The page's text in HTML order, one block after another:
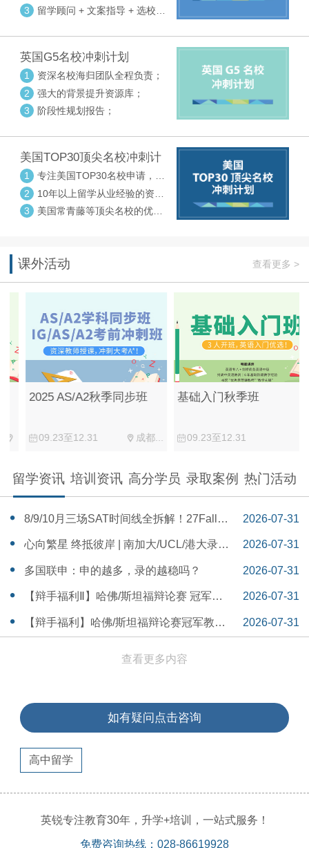
率
3
留学顾问 + 文案指导 + 选校申
英国G5名校冲刺计划
1
资深名校海归团队全程负责；
2
强大的背景提升资源库；
3
阶段性规划报告；
美国TOP30顶尖名校冲刺计
划
1
专注美国TOP30名校申请，高
度个性化指导
2
10年以上留学从业经验的资深
中方顾问
3
美国常青藤等顶尖名校的优秀
课外活动 查看更多 >
2025 AS/A2秋季同步班
09.23至12.31 成都...
基础入门秋季班
09.23至12.31
留学资讯 培训资讯 高分学员 录取案例 热门活动
‌8/9/10月三场SAT时间线全拆解！27Fall美
本早申时间线盘点～
2026-07-31
16:30:04
心向繁星 终抵彼岸 | 南加大/UCL/港大录取
分享
2026-07-31
16:12:18
多国联申：申的越多，录的越稳吗？
2026-07-31
15:55:54
【辩手福利Ⅱ】哈佛/斯坦福辩论赛 冠军教
练带你解读WSDA全国赛Junior即兴辩论第
2026-07-31
15:41:53
【辩手福利】哈佛/斯坦福辩论赛冠军教练
2026-07-31
查看更多内容
如有疑问点击咨询
高中留学
英锐专注教育30年，升学+培训，一站式服务！
免费咨询热线：028-86619928